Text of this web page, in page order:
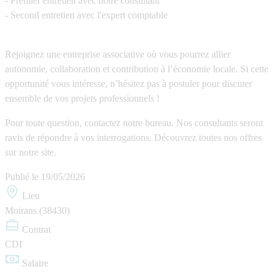
- Second entretien avec l'expert comptable
Rejoignez une entreprise associative où vous pourrez allier
autonomie, collaboration et contribution à l’économie locale. Si cette
opportunité vous intéresse, n’hésitez pas à postuler pour discuter
ensemble de vos projets professionnels !
Pour toute question, contactez notre bureau. Nos consultants seront
ravis de répondre à vos interrogations. Découvrez toutes nos offres
sur notre site.
Publié le 19/05/2026
Lieu
Moirans (38430)
Contrat
CDI
Salaire